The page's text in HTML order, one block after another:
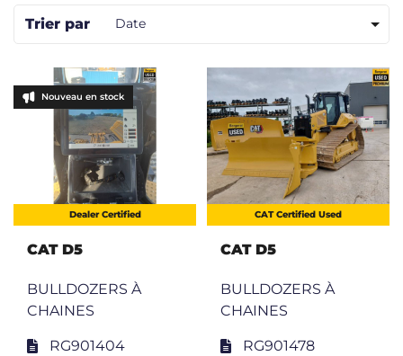
Trier par Date
Nouveau en stock
Dealer Certified
CAT D5
BULLDOZERS À
CHAINES
RG901404
CAT Certified Used
CAT D5
BULLDOZERS À
CHAINES
RG901478